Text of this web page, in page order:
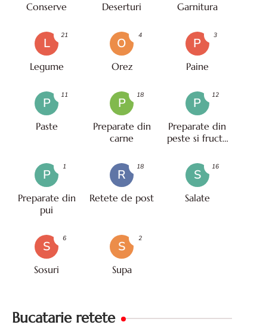
Conserve Deserturi Garnitura
L
Legume
21
O
Orez
4
P
Paine
3
P
Paste
11
P
Preparate din
carne
18
P
Preparate din
peste si fructe
12
P
Preparate din
pui
1
R
Retete de post
18
S
Salate
16
S
Sosuri
6
S
Supa
2
Bucatarie retete